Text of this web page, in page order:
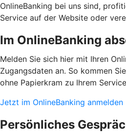
OnlineBanking bei uns sind,
Service auf der Website oder
Im OnlineBanking
Melden Sie sich hier mit Ihren
Zugangsdaten an. So kommen
ohne Papierkram zu Ihrem
Jetzt im OnlineBanking anmelden
Persönliches